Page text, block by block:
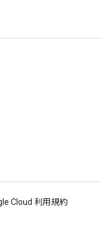
Cloud 利用規約